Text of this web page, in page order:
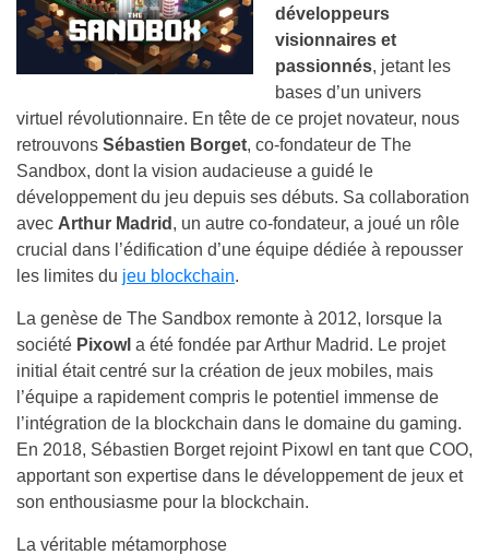
développeurs
visionnaires et
passionnés, jetant les
bases d’un univers
virtuel révolutionnaire. En tête de ce projet novateur, nous
retrouvons Sébastien Borget, co-fondateur de The
Sandbox, dont la vision audacieuse a guidé le
développement du jeu depuis ses débuts. Sa collaboration
avec Arthur Madrid , un autre co-fondateur, a joué un rôle
crucial dans l’édification d’une équipe dédiée à repousser
les limites du jeu blockchain.
La genèse de The Sandbox remonte à 2012, lorsque la
société Pixowl a été fondée par Arthur Madrid. Le projet
initial était centré sur la création de jeux mobiles, mais
l’équipe a rapidement compris le potentiel immense de
l’intégration de la blockchain dans le domaine du gaming.
En 2018, Sébastien Borget rejoint Pixowl en tant que COO,
apportant son expertise dans le développement de jeux et
son enthousiasme pour la blockchain.
La véritable métamorphose